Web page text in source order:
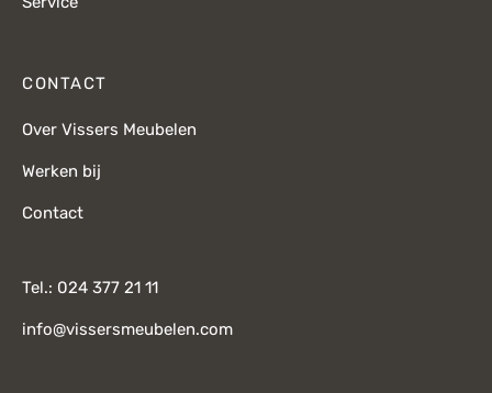
CONTACT
Over Vissers Meubelen
Werken bij
Contact
Tel.: 024 377 21 11
info@vissersmeubelen.com